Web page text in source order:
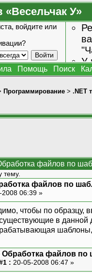
У»
войдите или
У
Помощь Поиск
Программирование > .NET
файлов по
тему.
файлов по
2008 06:39 »
чтобы по образцу,
в данной
шаблоны,
Обработка файлов по
: 20-05-2008 06:47 »